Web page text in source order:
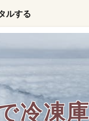
ルする
冷凍